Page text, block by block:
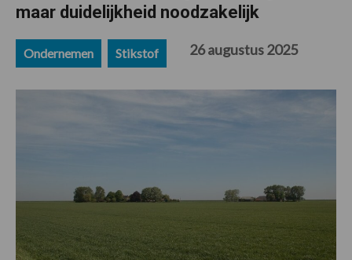
maar duidelijkheid noodzakelijk
Ondernemen Stikstof 26 augustus 2025